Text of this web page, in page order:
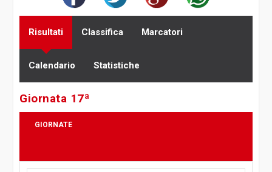
Risultati Classifica Marcatori
Calendario Statistiche
Giornata 17ª
GIORNATE